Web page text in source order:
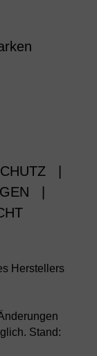
Herstellers
Stand: